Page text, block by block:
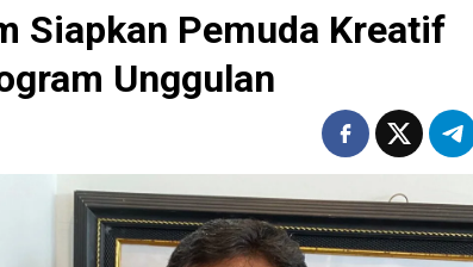
Siapkan Pemuda Kreatif
Unggulan